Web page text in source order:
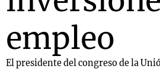
empleo
El presidente del congreso de la